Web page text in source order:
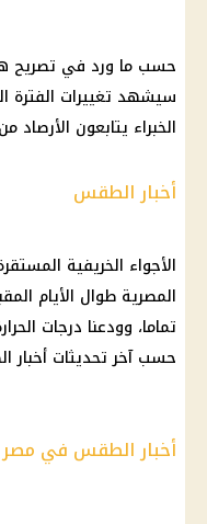
حسب ما ورد في تصريح
سيشهد تغييرات الفترة
الخبراء يتابعون الأرصاد
أخبار الطقس
الأجواء الخريفية
المصرية طوال الأيام
تماما، وودعنا درجات
حسب آخر تحديثات أخبار
أخبار الطقس في مصر